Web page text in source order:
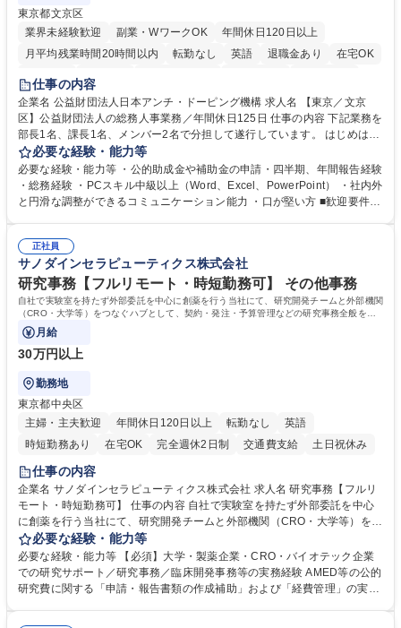
東京都文京区
業界未経験歓迎
副業・WワークOK
年間休日120日以上
月平均残業時間20時間以内
転勤なし 英語 退職金あり
在宅OK
賞与あり
育休あり
食事補助あり
仕事の内容
企業名 公益財団法人日本アンチ・ドーピング機構 求人名 【東京／文京
区】公益財団法人の総務人事業務／年間休日125日 仕事の内容 下記業務を
部長1名、課長1名、メンバー2名で分担して遂行しています。 はじめは担
当者として業務を覚えていただき、ゆくゆくはリーダーやマネージャーポ
ジションとして活躍いただくことを期待しています。 【総務・人事グルー
プの業務内容】 ・人事制度関連 ・採用活動 ・教育研修の企画、実行 ・勤
怠管理 ・官公庁への各種提出 ・法定の会議運営（評議員会、理事会） ・
管理 ・福利厚生関連 ・職員からの問合せ、相談対応 ・その他日常の総務
業務全般 募集職種 【東京／文京区】公益財団法人の総務人事業務／年間
休日125日
必要な経験・能力等
必要な経験・能力等 ・公的助成金や補助金の申請・四半期、年間報告経験
・総務経験 ・PCスキル中級以上（Word、Excel、PowerPoint） ・社内外
と円滑な調整ができるコミュニケーション能力 ・口が堅い方 ■歓迎要件
正社員
サノダインセラピューティクス株式会社
研究事務【フルリモート・時短勤務可】 その他事務
自社で実験室を持たず外部委託を中心に創薬を行う当社にて、研究開発チームと外部機関
（CRO・大学等）をつなぐハブとして、契約・発注・予算管理などの研究事務全般をお
任せします。
月給
30万円以上
勤務地
東京都中央区
主婦・主夫歓迎
年間休日120日以上 転勤なし
英語
時短勤務あり
在宅OK 完全週休2日制 交通費支給 土日祝休み
仕事の内容
企業名 サノダインセラピューティクス株式会社 求人名 研究事務【フルリ
モート・時短勤務可】 仕事の内容 自社で実験室を持たず外部委託を中心
に創薬を行う当社にて、研究開発チームと外部機関（CRO・大学等）をつ
なぐハブとして、契約・発注・予算管理などの研究事務全般をお任せしま
す。 ■見積取得、発注、検収、請求処理等の事務手続き ■委託先との定例
会議の調整・アジェンダ準備・議事録作成 ■研究報告書、試験関連資料、
SOP等の整備・版管理・保管 ■研究開発の進捗・タイムライン・予算執行
必要な経験・能力等
必要な経験・能力等 【必須】大学・製薬企業・CRO・バイオテック企業
での研究サポート／研究事務／臨床開発事務等の実務経験 AMED等の公的
研究費に関する「申請・報告書類の作成補助」および「経費管理」の実務